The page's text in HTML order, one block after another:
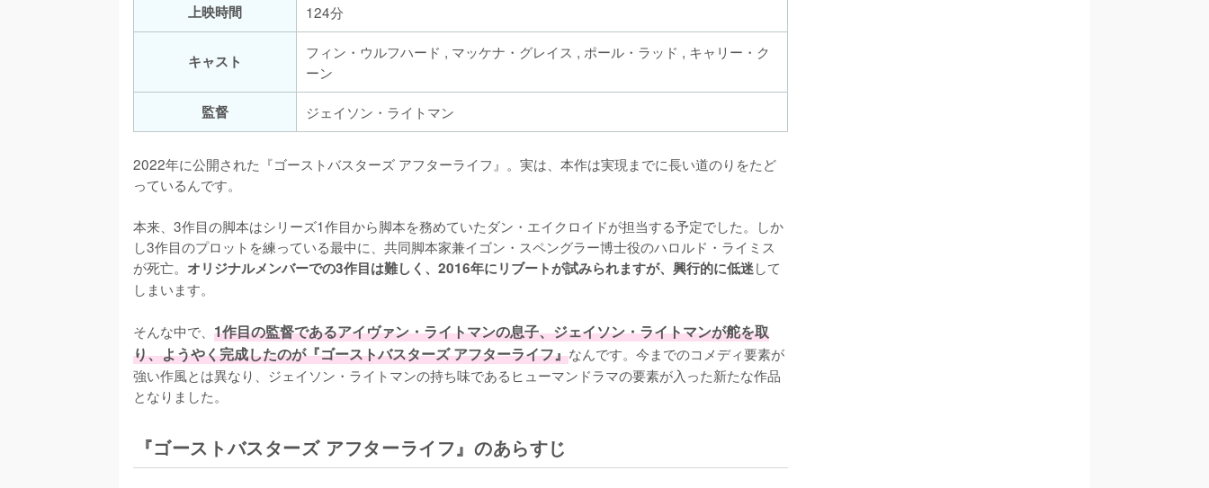
上映時間
124分
キャスト
フィン・ウルフハード , マッケナ・グレイス , ポール・ラッド , キャリー・ク
ーン
監督
ジェイソン・ライトマン
2022年に公開された『ゴーストバスターズ アフターライフ』。実は、本作は実現までに長い道のりをたど
っているんです。
本来、3作目の脚本はシリーズ1作目から脚本を務めていたダン・エイクロイドが担当する予定でした。しか
し3作目のプロットを練っている最中に、共同脚本家兼イゴン・スペングラー博士役のハロルド・ライミス
が死亡。 オリジナルメンバーでの3作目は難しく、2016年にリブートが試みられますが、興行的に低迷して
しまいます。
そんな中で、 1作目の監督であるアイヴァン・ライトマンの息子、ジェイソン・ライトマンが舵を取
り、ようやく完成したのが『ゴーストバスターズ アフターライフ』なんです。今までのコメディ要素が
強い作風とは異なり、ジェイソン・ライトマンの持ち味であるヒューマンドラマの要素が入った新たな作品
となりました。
『ゴーストバスターズ アフターライフ』のあらすじ